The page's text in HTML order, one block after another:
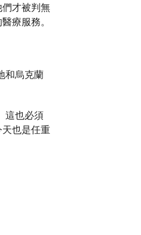
才被判無
療服務。
和烏克蘭
這也必須
也是任重